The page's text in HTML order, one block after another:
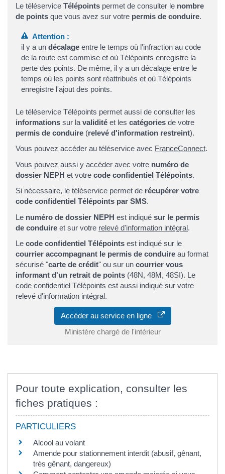
Le téléservice Télépoints permet de consulter le nombre
de points que vous avez sur votre permis de conduire.
Attention :
il y a undécalage entre le temps où l'infraction au code
de la route est commise et où Télépoints enregistre la
perte des points. De même, il y a un décalage entre le
temps où les points sont réattribués et où Télépoints
enregistre l'ajout des points.
Le téléservice Télépoints permet aussi de consulter les
informations sur la validité et les catégories de votre
permis de conduire (relevé d'information restreint).
Vous pouvez accéder au téléservice avec FranceConnect.
Vous pouvez aussi y accéder avec votre numéro de
dossier NEPH et votre code confidentiel Télépoints.
Si nécessaire, le téléservice permet de récupérer votre
code confidentiel Télépoints par SMS.
Le numéro de dossier NEPH est indiqué sur le permis
de conduire et sur votre relevé d'information intégral.
Le code confidentiel Télépoints est indiqué sur le
courrier accompagnant le permis de conduire au format
sécurisé "carte de crédit" ou sur un courrier vous
informant d'un retrait de points (48N, 48M, 48SI). Le
code confidentiel Télépoints est aussi indiqué sur votre
relevé d'information intégral.
Accéder au service en ligne
Ministère chargé de l'intérieur
Pour toute explication, consulter les
fiches pratiques :
PARTICULIERS
Alcool au volant
Amende pour stationnement interdit (abusif, gênant,
très gênant, dangereux)